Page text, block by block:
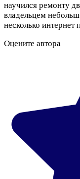
научился ремонту
владельцем
несколько интернет
Оцените автора